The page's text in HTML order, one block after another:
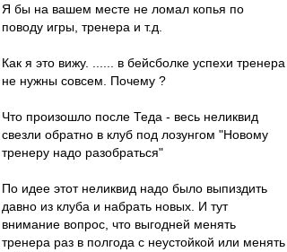
Я бы на вашем месте не ломал копья по
поводу игры, тренера и т.д.
Как я это вижу. ...... в бейсболке успехи тренера
не нужны совсем. Почему ?
Что произошло после Теда - весь неликвид
свезли обратно в клуб под лозунгом "Новому
тренеру надо разобраться"
По идее этот неликвид надо было выпиздить
давно из клуба и набрать новых. И тут
внимание вопрос, что выгодней менять
тренера раз в полгода с неустойкой или менять